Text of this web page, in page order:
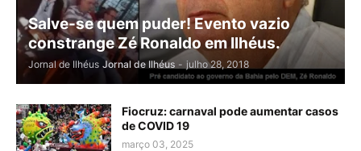
Salve-se quem puder! Evento vazio
constrange Zé Ronaldo em Ilhéus.
Jornal de Ilhéus Jornal de Ilhéus - julho 28, 2018
Fiocruz: carnaval pode aumentar casos
de COVID 19
março 03, 2025